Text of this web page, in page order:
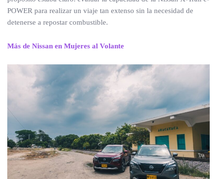
POWER para realizar un viaje tan extenso sin la necesidad de
detenerse a repostar combustible.
Más de Nissan en Mujeres al Volante